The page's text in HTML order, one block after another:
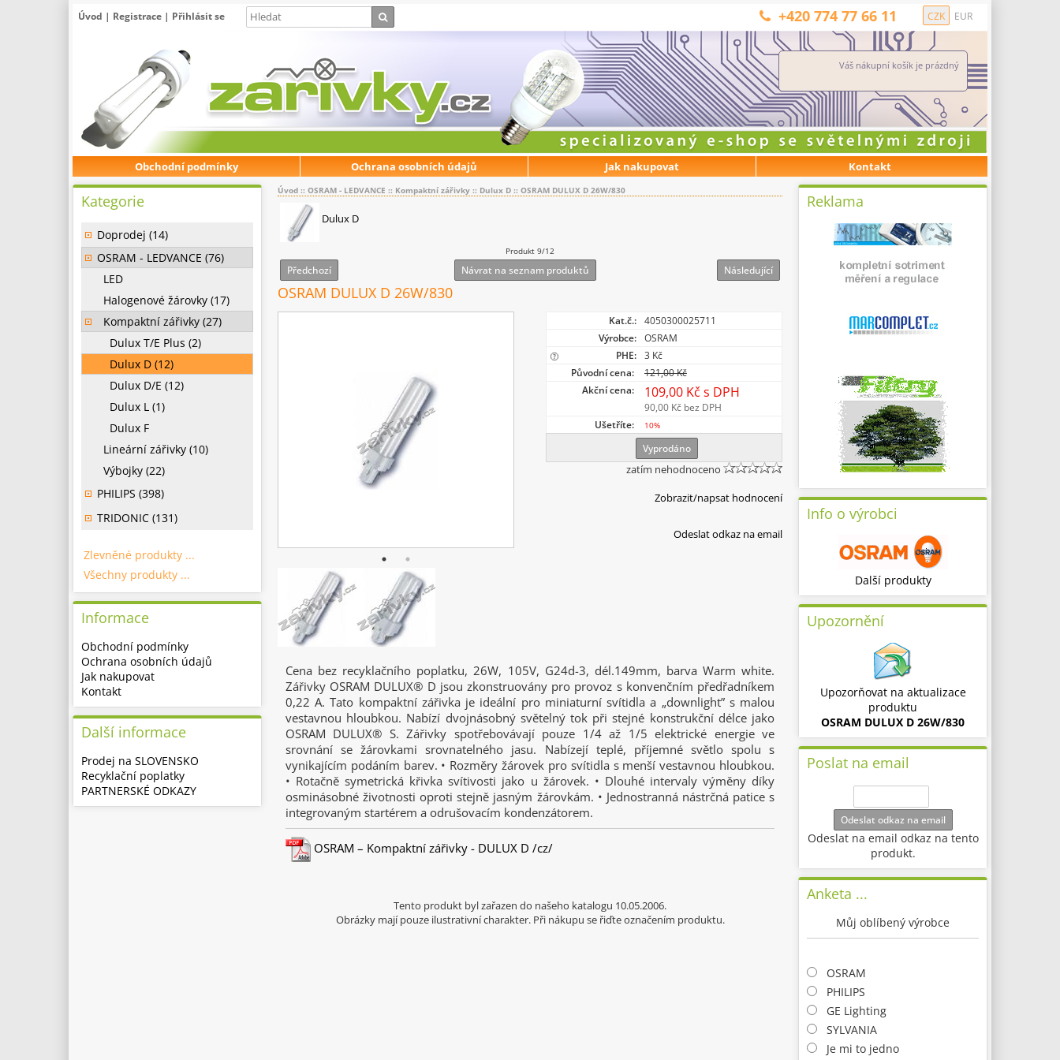
Úvod | Registrace | Přihlásit se CZK EUR
+420 774 77 66 11
Váš nákupní košík je prázdný
Obchodní podmínky Ochrana osobních údajů Jak nakupovat Kontakt
Úvod :: OSRAM - LEDVANCE :: Kompaktní zářivky :: Dulux D :: OSRAM DULUX D 26W/830
Dulux D
Produkt 9/12
Předchozí Návrat na seznam produktů Následující
OSRAM DULUX D 26W/830
Kat.č.: 4050300025711
Výrobce: OSRAM
PHE: 3 Kč
Původní cena:
121,00 Kč
Akční cena:
109,00 Kč s DPH
90,00 Kč bez DPH
Ušetříte:
10%
Vyprodáno
zatím nehodnoceno
Zobrazit/napsat hodnocení
Odeslat odkaz na email
Cena bez recyklačního poplatku, 26W, 105V, G24d-3, dél.149mm, barva Warm white.
Zářivky OSRAM DULUX® D jsou zkonstruovány pro provoz s konvenčním předřadníkem
0,22 A. Tato kompaktní zářivka je ideální pro miniaturní svítidla a „downlight” s malou
vestavnou hloubkou. Nabízí dvojnásobný světelný tok při stejné konstrukční délce jako
OSRAM DULUX® S. Zářivky spotřebovávají pouze 1/4 až 1/5 elektrické energie ve
srovnání se žárovkami srovnatelného jasu. Nabízejí teplé, příjemné světlo spolu s
vynikajícím podáním barev. • Rozměry žárovek pro svítidla s menší vestavnou hloubkou.
• Rotačně symetrická křivka svítivosti jako u žárovek. • Dlouhé intervaly výměny díky
osminásobné životnosti oproti stejně jasným žárovkám. • Jednostranná nástrčná patice s
integrovaným startérem a odrušovacím kondenzátorem.
OSRAM – Kompaktní zářivky - DULUX D /cz/
Tento produkt byl zařazen do našeho katalogu 10.05.2006.
Obrázky mají pouze ilustrativní charakter. Při nákupu se řiďte označením produktu.
Kategorie
Doprodej (14)
OSRAM - LEDVANCE (76)
LED
Halogenové žárovky (17)
Kompaktní zářivky (27)
Dulux T/E Plus (2)
Dulux D (12)
Dulux D/E (12)
Dulux L (1)
Dulux F
Lineární zářivky (10)
Výbojky (22)
PHILIPS (398)
TRIDONIC (131)
Zlevněné produkty ...
Všechny produkty ...
Informace
Obchodní podmínky
Ochrana osobních údajů
Jak nakupovat
Kontakt
Další informace
Prodej na SLOVENSKO
Recyklační poplatky
PARTNERSKÉ ODKAZY
Reklama
Info o výrobci
Další produkty
Upozornění
Upozorňovat na aktualizace
produktu
OSRAM DULUX D 26W/830
Poslat na email
Odeslat odkaz na email
Odeslat na email odkaz na tento
produkt.
Anketa ...
Můj oblíbený výrobce
OSRAM
PHILIPS
GE Lighting
SYLVANIA
Je mi to jedno